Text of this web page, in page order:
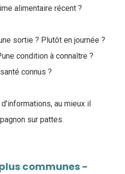
alimentaire récent ?
sortie ? Plutôt en journée ?
condition à connaître ?
connus ?
au mieux il
sur pattes.
communes -